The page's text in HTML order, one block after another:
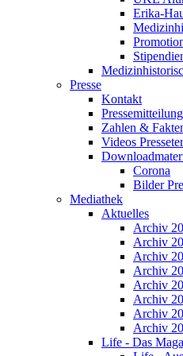
Erika-
Presse
Kontakt
Zahlen &
Videos
Corona
Bilder
Mediathek
Aktuelles
Archiv
Archiv
Archiv
Archiv
Archiv
Archiv
Archiv
Archiv
Life - Das